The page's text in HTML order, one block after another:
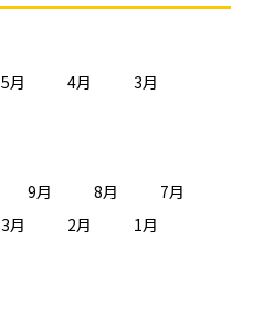
5月 4月
3月
9月 8月
7月
3月 2月
1月